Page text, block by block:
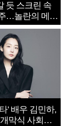
듯 스크린 속
…놀란의 메시
죄’
’ 배우 김민하,
막식 사회자